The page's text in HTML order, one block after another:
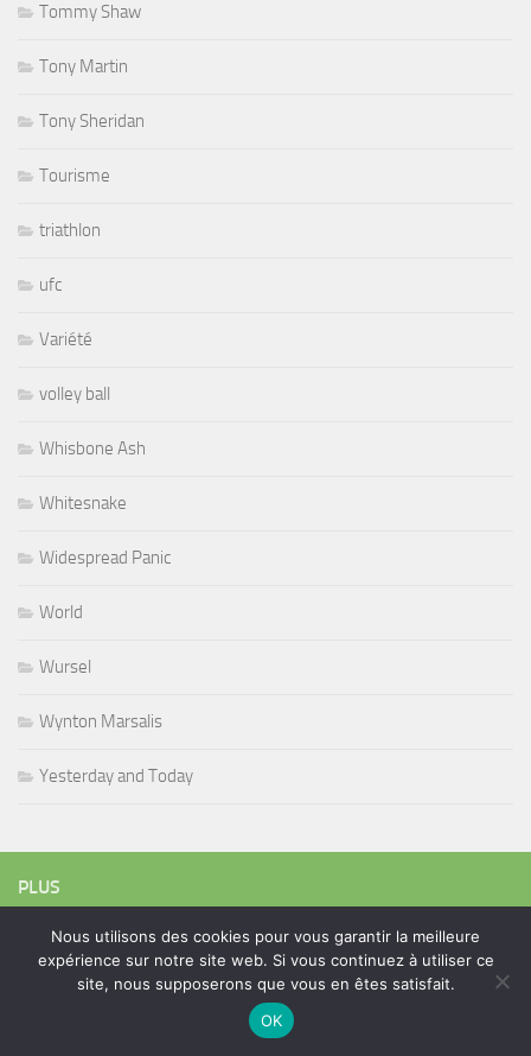
Tommy Shaw
Tony Martin
Tony Sheridan
Tourisme
triathlon
ufc
Variété
volley ball
Whisbone Ash
Whitesnake
Widespread Panic
World
Wursel
Wynton Marsalis
Yesterday and Today
PLUS
Rechercher :
Nous utilisons des cookies pour vous garantir la meilleure
expérience sur notre site web. Si vous continuez à utiliser ce
site, nous supposerons que vous en êtes satisfait.
OK